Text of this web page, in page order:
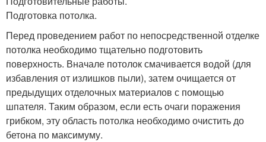
Подготовка потолка.
Перед проведением работ по непосредственной отделке
потолка необходимо тщательно подготовить
поверхность. Вначале потолок смачивается водой (для
избавления от излишков пыли), затем очищается от
предыдущих отделочных материалов с помощью
шпателя. Таким образом, если есть очаги поражения
грибком, эту область потолка необходимо очистить до
бетона по максимуму.